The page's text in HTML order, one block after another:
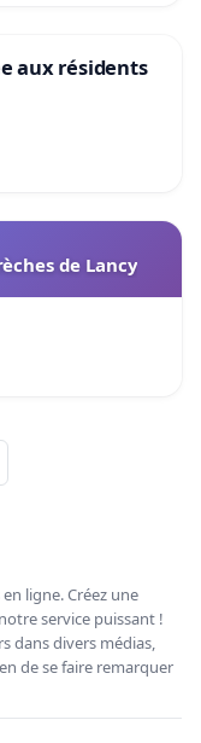
aux résidents
de Lancy
ligne. Créez une
service puissant !
dans divers médias,
de se faire remarquer